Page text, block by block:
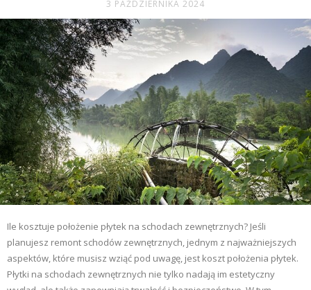
3 PAŹDZIERNIKA 2024
Ile kosztuje położenie płytek na schodach zewnętrznych? Jeśli
planujesz remont schodów zewnętrznych, jednym z najważniejszych
aspektów, które musisz wziąć pod uwagę, jest koszt położenia płytek.
Płytki na schodach zewnętrznych nie tylko nadają im estetyczny